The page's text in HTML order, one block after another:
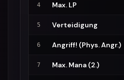
4 Max. LP
5 Verteidigung
6 Angriff! (Phys. Angr.)
7 Max. Mana (2.)